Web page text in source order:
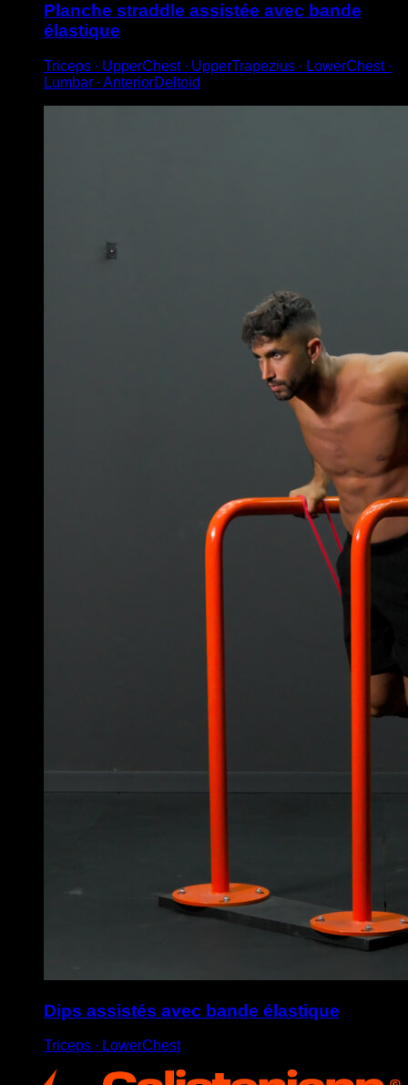
Planche straddle assistée avec bande
élastique
Triceps ∙ UpperChest ∙ UpperTrapezius ∙ LowerChest ∙
Lumbar ∙ AnteriorDeltoid
Dips assistés avec bande élastique
Triceps ∙ LowerChest